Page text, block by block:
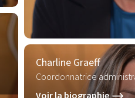
Charline Graeff
Coordonnatrice
Voir la biographie